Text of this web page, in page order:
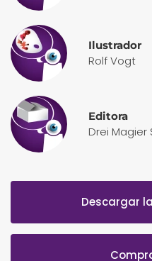
Ilustrador
Rolf Vogt
Editora
Drei Magier
Descargar